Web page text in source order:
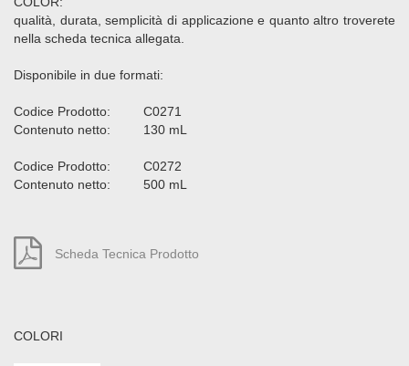
qualità, durata, semplicità di applicazione e quanto altro troverete
nella scheda tecnica allegata.
Disponibile in due formati:
Codice Prodotto: C0271
Contenuto netto: 130 mL
Codice Prodotto: C0272
Contenuto netto: 500 mL
Scheda Tecnica Prodotto
COLORI